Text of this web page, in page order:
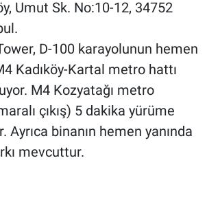
Umut Sk. No:10-12, 34752
D-100 karayolunun hemen
Kadıköy-Kartal metro hattı
M4 Kozyatağı metro
çıkış) 5 dakika yürüme
binanın hemen yanında
mevcuttur.